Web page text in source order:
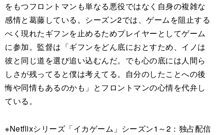
をもつフロントマンも単なる悪役ではなく自身の複雑な
感情と葛藤している。シーズン2では、ゲームを阻止する
べく現れたギフンを止めるためプレイヤーとしてゲーム
に参加。監督は「ギフンをどん底におとすため、イノは
彼と同じ道を選び追い込むんだ。でも心の底には人間ら
しさが残ってると僕は考えてる。自分のしたことへの後
悔や同情もあるのかも」とフロントマンの心情を代弁し
ている。
※Netflixシリーズ「イカゲーム」シーズン1～2：独占配信